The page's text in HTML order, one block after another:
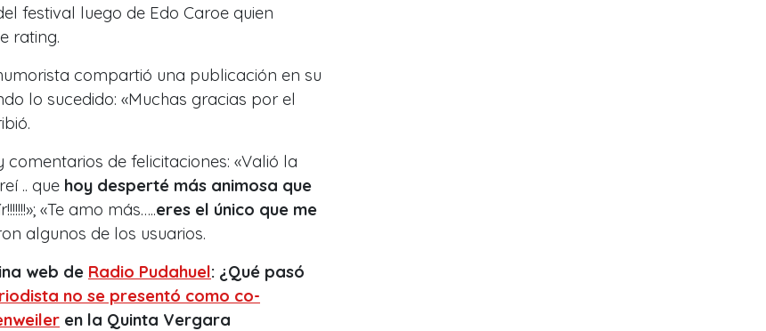
festival luego de Edo Caroe quien
rating.
compartió una publicación en su
lo sucedido: «Muchas gracias por el
de felicitaciones: «Valió la
.. que hoy desperté más animosa que
«Te amo más…..eres el único que me
algunos de los usuarios.
web de Radio Pudahuel: ¿Qué pasó
no se presentó como co-
en la Quinta Vergara